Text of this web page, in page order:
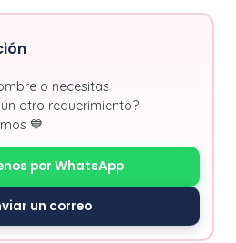
o necesitas
otro requerimiento?
💙
por WhatsApp
un correo